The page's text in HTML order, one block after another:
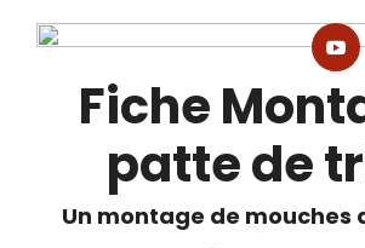
Fiche
patte de
Un montage de mouches